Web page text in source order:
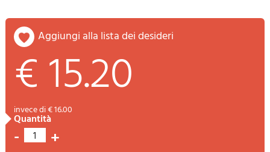
aggiungi alla lista dei desideri
€ 15.20
invece di € 16.00
quantità
- 1 +